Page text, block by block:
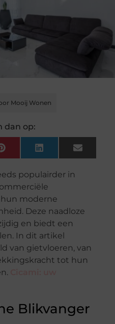
Mooij Wonen
dan op:
PinterestLinkedInEmail
populairder in
moderne
Deze naadloze
en biedt een
In dit artikel
van gietvloeren, van
tot hun
Blikvanger